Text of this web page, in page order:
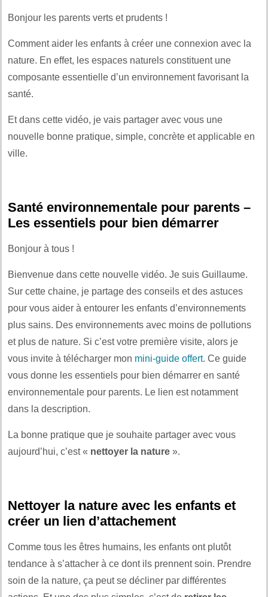
Bonjour les parents verts et prudents !
Comment aider les enfants à créer une connexion avec la
nature. En effet, les espaces naturels constituent une
composante essentielle d’un environnement favorisant la
santé.
Et dans cette vidéo, je vais partager avec vous une
nouvelle bonne pratique, simple, concrète et applicable en
ville.
Santé environnementale pour parents –
Les essentiels pour bien démarrer
Bonjour à tous !
Bienvenue dans cette nouvelle vidéo. Je suis Guillaume.
Sur cette chaine, je partage des conseils et des astuces
pour vous aider à entourer les enfants d’environnements
plus sains. Des environnements avec moins de pollutions
et plus de nature. Si c’est votre première visite, alors je
vous invite à télécharger mon mini-guide offert. Ce guide
vous donne les essentiels pour bien démarrer en santé
environnementale pour parents. Le lien est notamment
dans la description.
La bonne pratique que je souhaite partager avec vous
aujourd’hui, c’est « nettoyer la nature ».
Nettoyer la nature avec les enfants et
créer un lien d’attachement
Comme tous les êtres humains, les enfants ont plutôt
tendance à s’attacher à ce dont ils prennent soin. Prendre
soin de la nature, ça peut se décliner par différentes